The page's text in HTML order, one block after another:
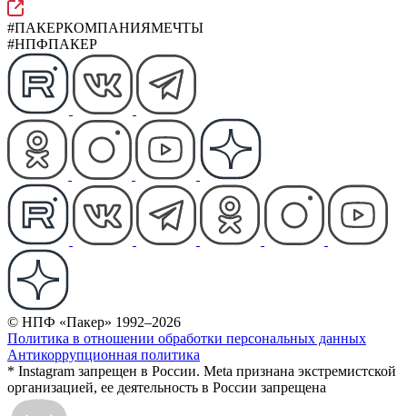
#ПАКЕРКОМПАНИЯМЕЧТЫ
#НПФПАКЕР
© НПФ «Пакер» 1992–2026
Политика в отношении обработки персональных данных
Антикоррупционная политика
* Instagram запрещен в России. Meta признана экстремистской
организацией, ее деятельность в России запрещена